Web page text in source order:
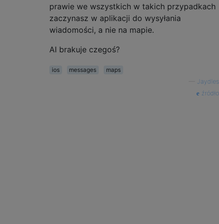
prawie we wszystkich w takich przypadkach
zaczynasz w aplikacji do wysyłania
wiadomości, a nie na mapie.
AI brakuje czegoś?
ios messages
maps
Jaydles
źródło